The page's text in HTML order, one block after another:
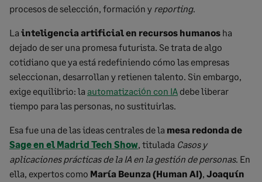
procesos de selección, formación y reporting.
La inteligencia artificial en recursos humanos ha
dejado de ser una promesa futurista. Se trata de algo
cotidiano que ya está redefiniendo cómo las empresas
seleccionan, desarrollan y retienen talento. Sin embargo,
exige equilibrio: la automatización con IA debe liberar
tiempo para las personas, no sustituirlas.
Esa fue una de las ideas centrales de la mesa redonda de
Sage en el Madrid Tech Show, titulada Casos y
aplicaciones prácticas de la IA en la gestión de personas. En
ella, expertos como María Beunza (Human AI), Joaquín